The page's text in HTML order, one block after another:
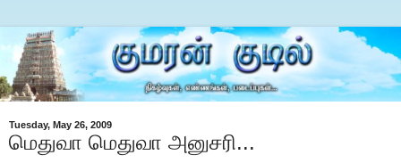
Tuesday, May 26, 2009
மெதுவா மெதுவா அனுசரி...